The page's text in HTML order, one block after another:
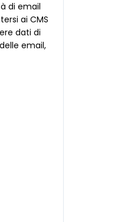
di email
ai CMS
dati di
email,